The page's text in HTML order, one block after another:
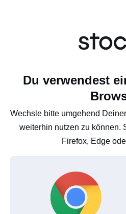
Du verwendest
Wechsle bitte umgehend
weiterhin nutzen zu können.
Firefox, Edge